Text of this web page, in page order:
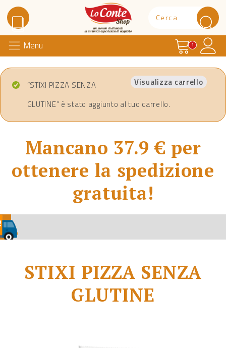
Lo Conte Shop
Menu Carrello
1
Visualizza carrello
“STIXI PIZZA SENZA
GLUTINE” è stato aggiunto al tuo carrello.
Mancano 37.9 € per
ottenere la spedizione
gratuita!
STIXI PIZZA SENZA
GLUTINE